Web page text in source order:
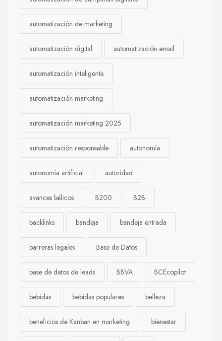
automatización de marketing
automatización digital automatización email
automatización inteligente
automatización marketing
automatización marketing 2025
automatización responsable autonomía
autonomía artificial autoridad
avances bélicos B200 B2B
backlinks bandeja bandeja entrada
barreras legales Base de Datos
base de datos de leads BBVA BCEcopilot
bebidas bebidas populares belleza
beneficios de Kanban en marketing bienestar